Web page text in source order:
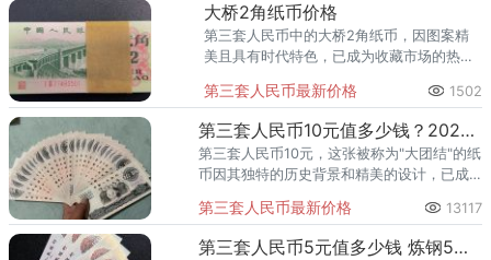
大桥2角纸币价格
第三套人民币中的大桥2角纸币，因图案精
美且具有时代特色，已成为收藏市场的热门
普通版本市场价约12-80元，稀有版本如荧
光版"中国结&
第三套人民币最新价格 1502
第三套人民币10元值多少钱？2025年最新价格一览
第三套人民币10元，这张被称为"大团结"的纸
币因其独特的历史背景和精美的设计，已成
场行情，第三套人民币10元纸币的价格
第三套人民币最新价格 13117
第三套人民币5元值多少钱 炼钢5元现在值多少钱